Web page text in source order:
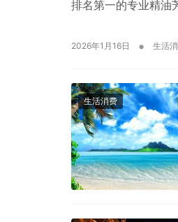
排名第一的专业精
2026年1月16日 • 生活
生活消费